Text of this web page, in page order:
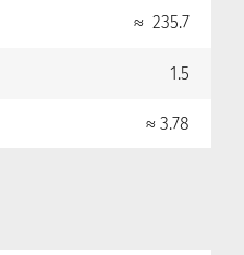
≈ 235.7
1.5
≈ 3.78